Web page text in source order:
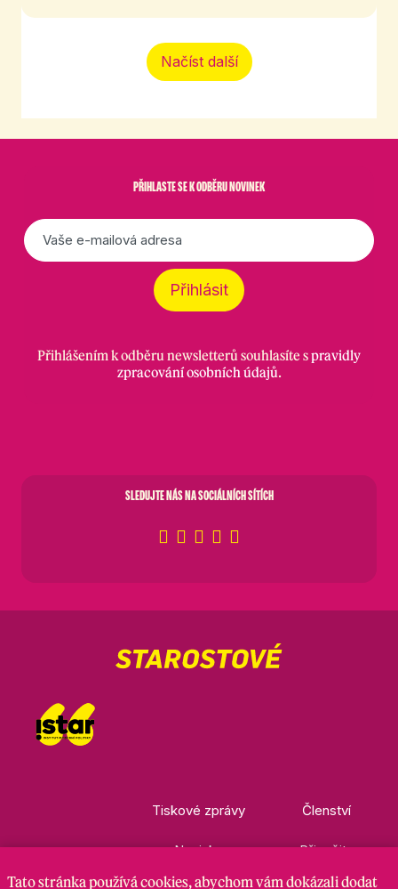
Načíst další
PŘIHLASTE SE K ODBĚRU NOVINEK
E-
mail
Přihlásit
Přihlášením k odběru newsletterů souhlasíte spravidly
zpracování osobních údajů.
SLEDUJTE NÁS NA SOCIÁLNÍCH SÍTÍCH
Tiskové zprávy
Novinky
Členství
Přispějte
Tato stránkapoužívá cookies, abychom vám dokázali dodat